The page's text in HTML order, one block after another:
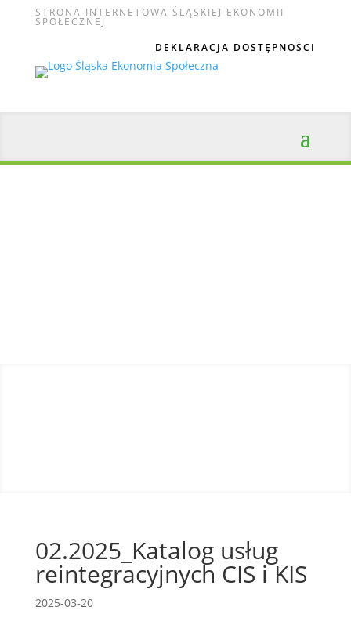
STRONA INTERNETOWA ŚLĄSKIEJ EKONOMII
SPOŁECZNEJ
DEKLARACJA DOSTĘPNOŚCI
02.2025_Katalog usług
reintegracyjnych CIS i KIS
2025-03-20